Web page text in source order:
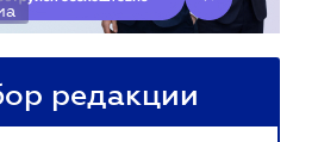
редакции